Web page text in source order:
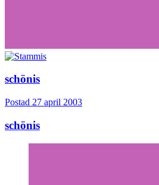
schönis
Postad 27 april 2003
schönis